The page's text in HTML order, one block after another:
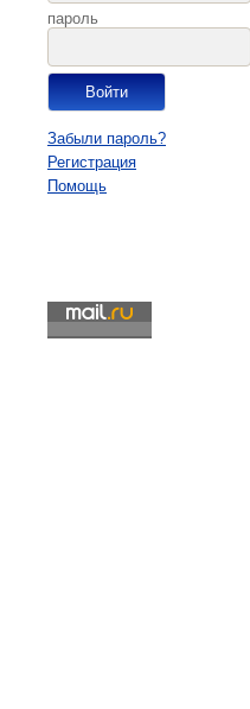
пароль
Забыли пароль?
Регистрация
Помощь